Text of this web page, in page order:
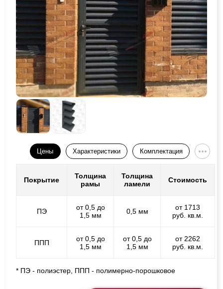
Цены Характеристики Комплектация
Покрытие
Толщина
рамы
Толщина
ламели
Стоимость
ПЭ
от 0,5 до
1,5 мм
0,5 мм
от 1713
руб. кв.м.
ППП
от 0,5 до
1,5 мм
от 0,5 до
1,5 мм
от 2262
руб. кв.м.
* ПЭ - полиэстер, ППП - полимерно-порошковое